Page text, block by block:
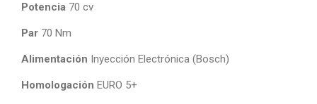
Potencia 70 cv
Par 70 Nm
Alimentación Inyección Electrónica (Bosch)
Homologación EURO 5+